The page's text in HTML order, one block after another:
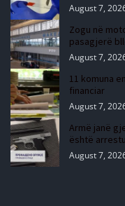
August 7,
Zogu në
pasagjerë
August 7,
11 komuna
financiar
August 7,
Armë janë
është
August 7,